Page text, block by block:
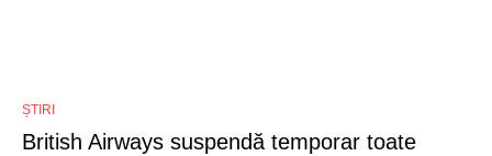
ȘTIRI
British Airways suspendă temporar toate